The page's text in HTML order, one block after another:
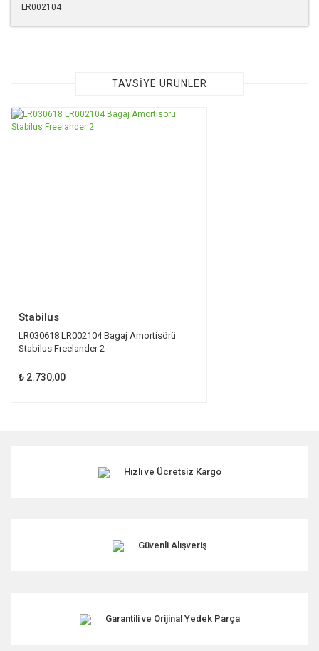
LR002104
Görüş ve önerileriniz için teşekkür ederiz.
Ürün resmi kalitesiz, bozuk veya görüntülenemiyor.
TAVSİYE ÜRÜNLER
Stabilus
LR030618 LR002104 Bagaj Amortisörü
Stabilus Freelander 2
₺ 2.730,00
Hızlı ve Ücretsiz Kargo
Güvenli Alışveriş
Garantili ve Orijinal Yedek Parça